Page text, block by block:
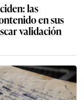
las
en sus
validación